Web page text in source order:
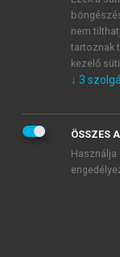
Általános
mersz.hu
tudomásul
nem
tartoznak
kezelő
↓ 3
ÖSSZES